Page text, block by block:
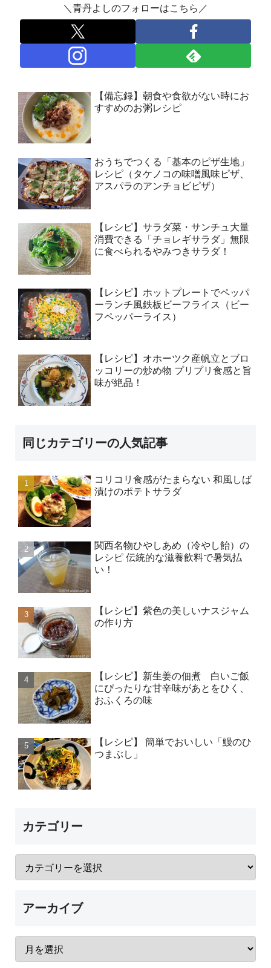
＼青丹よしのフォローはこちら／
【備忘録】朝食や食欲がない時にお
すすめのお粥レシピ
おうちでつくる「基本のピザ生地」
レシピ（タケノコの味噌風味ピザ、
アスパラのアンチョビピザ）
【レシピ】サラダ菜・サンチュ大量
消費できる「チョレギサラダ」無限
に食べられるやみつきサラダ！
【レシピ】ホットプレートでペッパ
ーランチ風鉄板ビーフライス（ビー
フペッパーライス）
【レシピ】オホーツク産帆立とブロ
ッコリーの炒め物 プリプリ食感と旨
味が絶品！
同じカテゴリーの人気記事
コリコリ食感がたまらない 和風しば
漬けのポテトサラダ
関西名物ひやしあめ（冷やし飴）の
レシピ 伝統的な滋養飲料で暑気払
い！
【レシピ】紫色の美しいナスジャム
の作り方
【レシピ】新生姜の佃煮 白いご飯
にぴったりな甘辛味があとをひく、
おふくろの味
【レシピ】 簡単でおいしい「鰻のひ
つまぶし」
カテゴリー
アーカイブ